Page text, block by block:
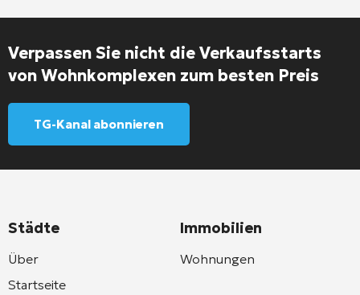
Verpassen Sie nicht die Verkaufsstarts
von Wohnkomplexen zum besten Preis
TG-Kanal abonnieren
Städte
Über
Startseite
Immobilien
Wohnungen